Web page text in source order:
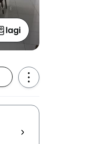
lagi